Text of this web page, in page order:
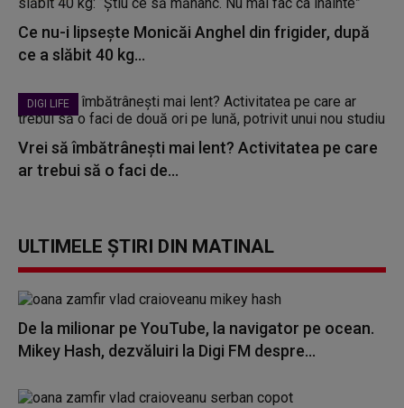
Ce nu-i lipsește Monicăi Anghel din frigider, după
ce a slăbit 40 kg...
DIGI LIFE
Vrei să îmbătrânești mai lent? Activitatea pe care
ar trebui să o faci de...
ULTIMELE ȘTIRI DIN MATINAL
De la milionar pe YouTube, la navigator pe ocean.
Mikey Hash, dezvăluiri la Digi FM despre...